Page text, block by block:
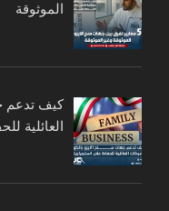
الموثوقة
كيف تدعم
العائلية